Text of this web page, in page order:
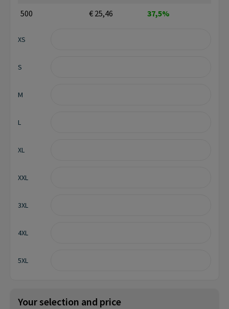
500
€ 25,46 37,5%
XS
S
M
L
XL
XXL
3XL
4XL
5XL
Your selection and price